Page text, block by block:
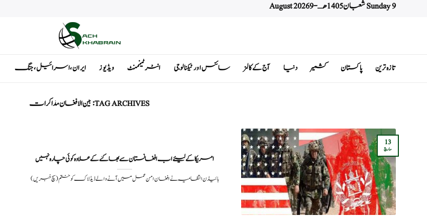
Sunday 9 شعبان 1405 هـ - 9 August 2026
تازہ ترین پاکستان کشمیر دنیا آج کے کالمز سائنس اور ٹیکنالوجی انٹرٹینمنٹ ویڈیوز ایران ، اسرائیل ، جنگ
TAG ARCHIVES: بین الافغان مذاکرات
امریکا کے لیئے اب افغانستان سے بھاگنے کے علاوہ کوئی چارہ نہیں
(سچ خبریں) بائیڈن انتظامیہ نے افغان امن عمل میں آنے والے ڈیڈ لاک کو ختم
13
مارچ